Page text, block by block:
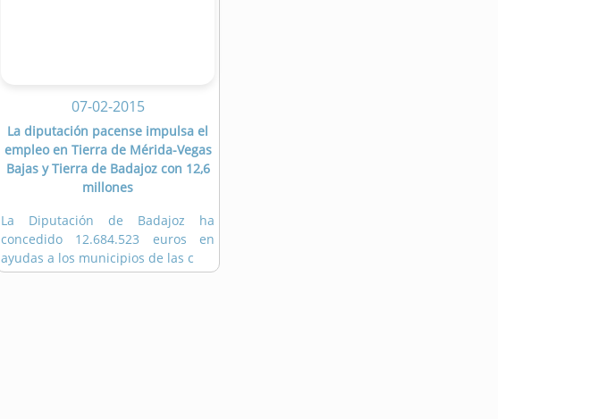
07-02-2015
La diputación pacense impulsa el
empleo en Tierra de Mérida-Vegas
Bajas y Tierra de Badajoz con 12,6
millones
La Diputación de Badajoz ha
concedido 12.684.523 euros en
ayudas a los municipios de las c